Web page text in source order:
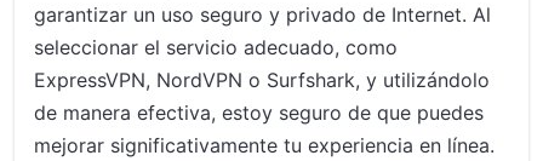
garantizar un uso seguro y privado de Internet. Al
seleccionar el servicio adecuado, como
ExpressVPN, NordVPN o Surfshark, y utilizándolo
de manera efectiva, estoy seguro de que puedes
mejorar significativamente tu experiencia en línea.